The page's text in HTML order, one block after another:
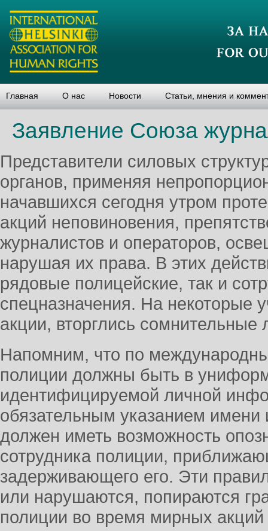
Главная О нас Новости Статьи, мнения и
Заявление Союза
Представители силовых
органов, применяя
начавшихся сегодня утром
акций неповиновения,
журналистов и операторов,
нарушая их права. В этих
рядовые полицейские, так и
спецназначения. На некоторые
акции, вторглись
Напомним, что по
полиции должны быть в
идентифицируемой личной
обязательным указанием
должен иметь возможность
сотрудника полиции,
задерживающего его. Эти
или нарушаются, попираются
полиции во время мирных